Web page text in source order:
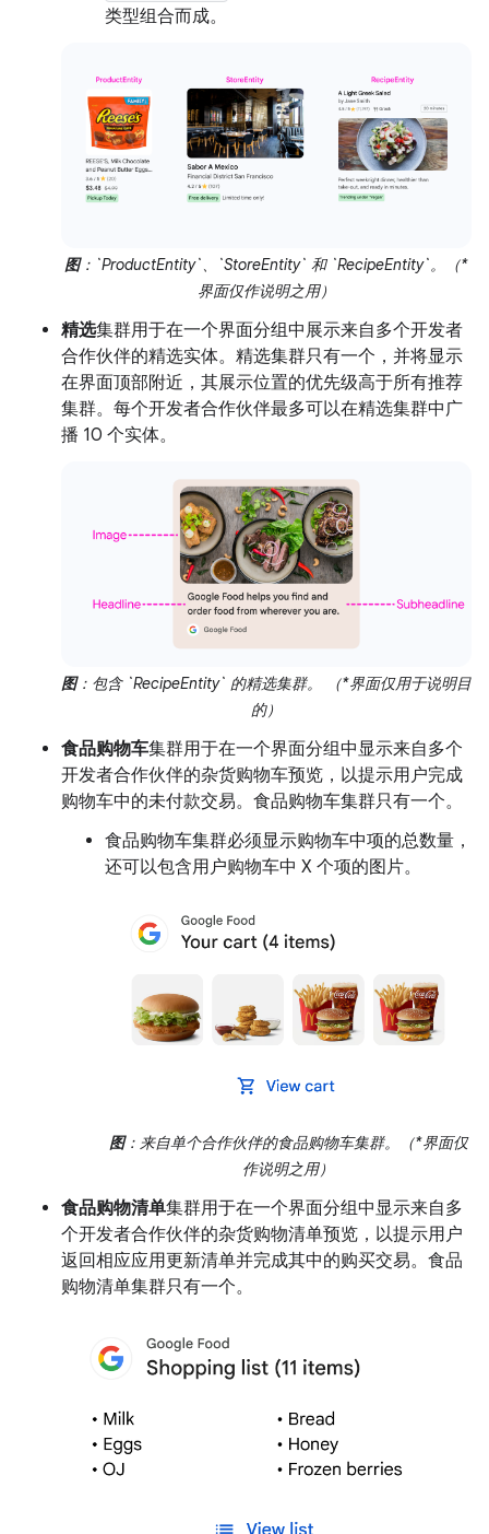
类型组合而成。
图：`ProductEntity`、`StoreEntity` 和 `RecipeEntity`。（*
界面仅作说明之用）
精选集群用于在一个界面分组中展示来自多个开发者
合作伙伴的精选实体。精选集群只有一个，并将显示
在界面顶部附近，其展示位置的优先级高于所有推荐
集群。每个开发者合作伙伴最多可以在精选集群中广
播 10 个实体。
图：包含 `RecipeEntity` 的精选集群。 （*界面仅用于说明目
的）
食品购物车集群用于在一个界面分组中显示来自多个
开发者合作伙伴的杂货购物车预览，以提示用户完成
购物车中的未付款交易。食品购物车集群只有一个。
食品购物车集群必须显示购物车中项的总数量，
还可以包含用户购物车中 X 个项的图片。
图：来自单个合作伙伴的食品购物车集群。（*界面仅
作说明之用）
食品购物清单集群用于在一个界面分组中显示来自多
个开发者合作伙伴的杂货购物清单预览，以提示用户
返回相应应用更新清单并完成其中的购买交易。食品
购物清单集群只有一个。